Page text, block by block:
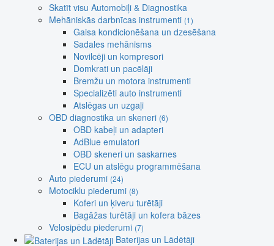
Skatīt visu Automobiļi & Diagnostika
Mehāniskās darbnīcas instrumenti (1)
Gaisa kondicionēšana un dzesēšana
Sadales mehānisms
Novilcēji un kompresori
Domkrati un pacēlāji
Bremžu un motora instrumenti
Specializēti auto instrumenti
Atslēgas un uzgaļi
OBD diagnostika un skeneri (6)
OBD kabeļi un adapteri
AdBlue emulatori
OBD skeneri un saskarnes
ECU un atslēgu programmēšana
Auto piederumi (24)
Motociklu piederumi (8)
Koferi un ķiveru turētāji
Bagāžas turētāji un kofera bāzes
Velosipēdu piederumi (7)
Baterijas un Lādētāji